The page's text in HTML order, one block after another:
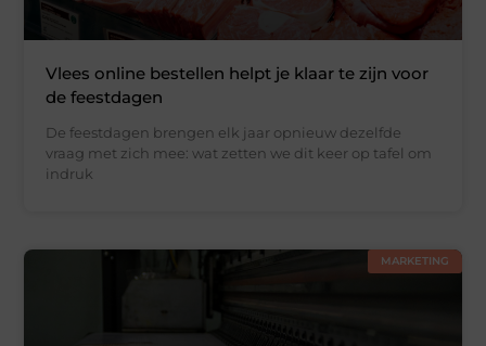
Vlees online bestellen helpt je klaar te zijn voor
de feestdagen
De feestdagen brengen elk jaar opnieuw dezelfde
vraag met zich mee: wat zetten we dit keer op tafel om
indruk
MARKETING